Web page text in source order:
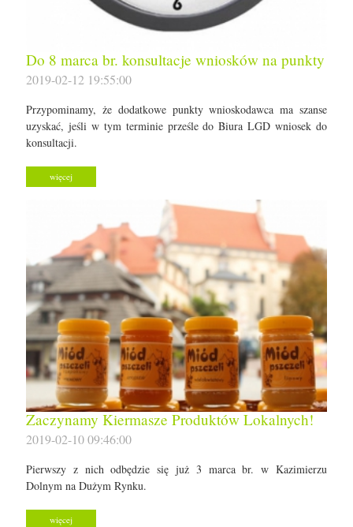
Do 8 marca br. konsultacje wniosków na punkty
2019-02-12 19:55:00
Przypominamy, że dodatkowe punkty wnioskodawca ma szanse
uzyskać, jeśli w tym terminie prześle do Biura LGD wniosek do
konsultacji.
więcej
Zaczynamy Kiermasze Produktów Lokalnych!
2019-02-10 09:46:00
Pierwszy z nich odbędzie się już 3 marca br. w Kazimierzu
Dolnym na Dużym Rynku.
więcej